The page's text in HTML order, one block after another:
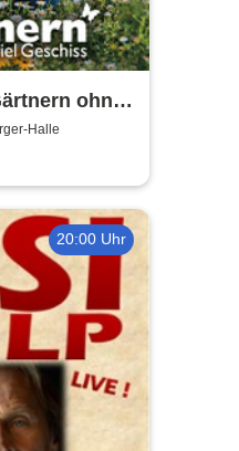
ohne
Halle
20:00 Uhr